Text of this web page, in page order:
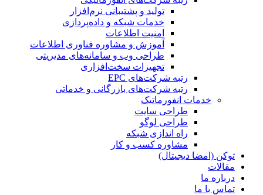
تولید و پشتیبانی نرم‌افزار
خدمات شبکه و داده‌پردازی
امنیت اطلاعات
آموزش و مشاوره فناوری اطلاعات
طراحی وب و سامانه‌های مدیریتی
تجهیزات سخت‌افزاری
رتبه شرکت‌های EPC
رتبه شرکت‌های بازرگانی و خدماتی
خدمات انفورماتیک
طراحی سایت
طراحی لوگو
راه اندازی شبکه
مشاوره کسب و کار
توکن (امضا دیجیتال)
مقالات
درباره ما
تماس با ما